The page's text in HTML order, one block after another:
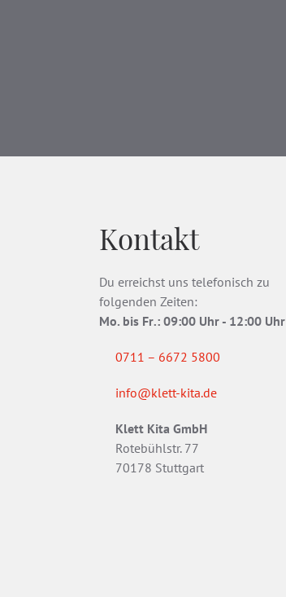
Kontakt
Du erreichst uns telefonisch zu
folgenden Zeiten:
Mo. bis Fr.: 09:00 Uhr - 12:00 Uhr
0711 – 6672 5800
info@klett-kita.de
Klett Kita GmbH
Rotebühlstr. 77
70178 Stuttgart